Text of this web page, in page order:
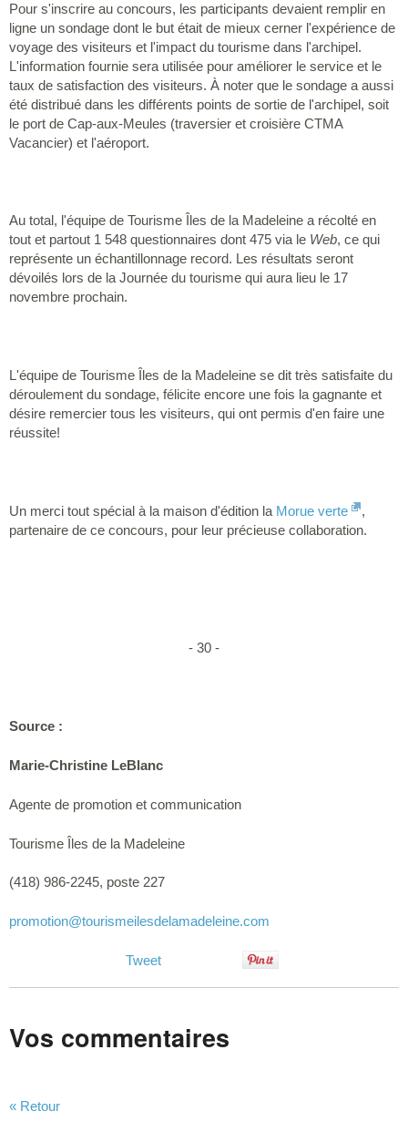
Pour s'inscrire au concours, les participants devaient remplir en
ligne un sondage dont le but était de mieux cerner l'expérience de
voyage des visiteurs et l'impact du tourisme dans l'archipel.
L'information fournie sera utilisée pour améliorer le service et le
taux de satisfaction des visiteurs. À noter que le sondage a aussi
été distribué dans les différents points de sortie de l'archipel, soit
le port de Cap-aux-Meules (traversier et croisière CTMA
Vacancier) et l'aéroport.
Au total, l'équipe de Tourisme Îles de la Madeleine a récolté en
tout et partout 1 548 questionnaires dont 475 via le Web, ce qui
représente un échantillonnage record. Les résultats seront
dévoilés lors de la Journée du tourisme qui aura lieu le 17
novembre prochain.
L'équipe de Tourisme Îles de la Madeleine se dit très satisfaite du
déroulement du sondage, félicite encore une fois la gagnante et
désire remercier tous les visiteurs, qui ont permis d'en faire une
réussite!
Un merci tout spécial à la maison d'édition la Morue verte
,
partenaire de ce concours, pour leur précieuse collaboration.
- 30 -
Source :
Marie-Christine LeBlanc
Agente de promotion et communication
Tourisme Îles de la Madeleine
(418) 986-2245, poste 227
promotion@tourismeilesdelamadeleine.com
Tweet
Vos commentaires
« Retour